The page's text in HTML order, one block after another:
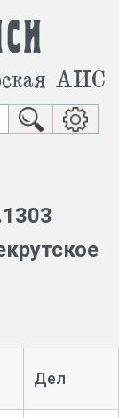
АИС
Дел